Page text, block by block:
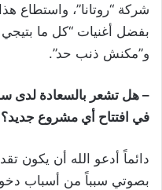
شركة “روتانا”، واستطاع
بفضل أغنيات “كل ما
و”مكنش ذنب حد”.
– هل تشعر بالسعادة لدى
في افتتاح أي مشروع جديد؟
دائماً أدعو الله أن يكون
بصوتي سبباً من أسباب